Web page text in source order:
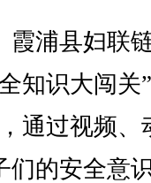
浦县妇联
知识大闯关
通过视频、
们的安全意